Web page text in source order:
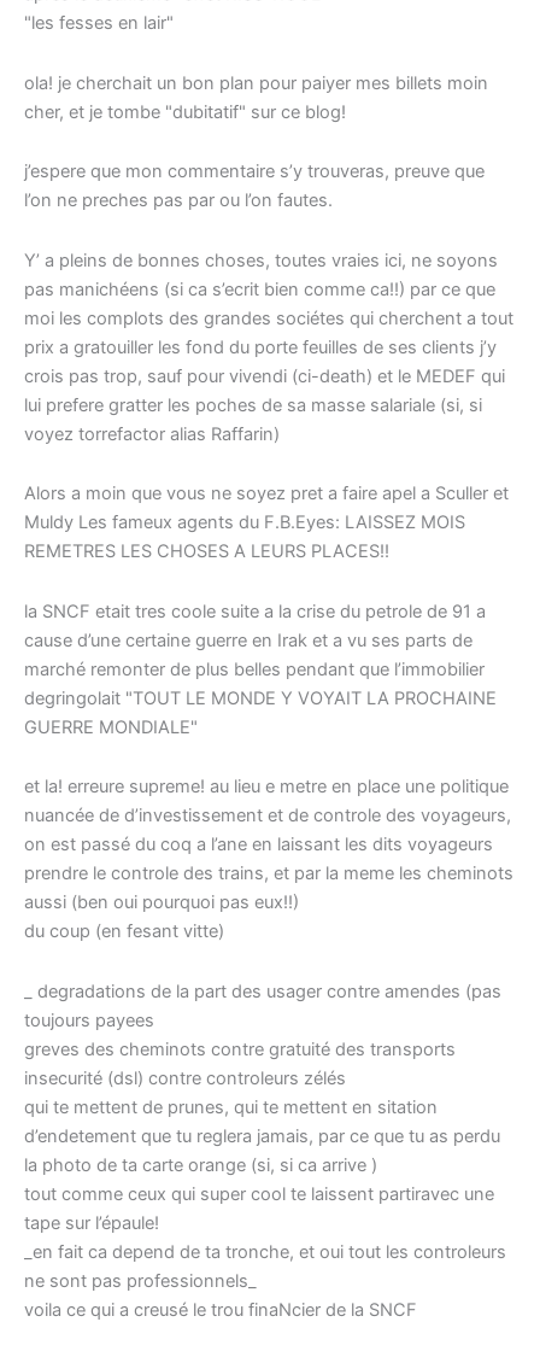
"les fesses en lair"
ola! je cherchait un bon plan pour paiyer mes billets moin
cher, et je tombe "dubitatif" sur ce blog!
j’espere que mon commentaire s’y trouveras, preuve que
l’on ne preches pas par ou l’on fautes.
Y’ a pleins de bonnes choses, toutes vraies ici, ne soyons
pas manichéens (si ca s’ecrit bien comme ca!!) par ce que
moi les complots des grandes sociétes qui cherchent a tout
prix a gratouiller les fond du porte feuilles de ses clients j’y
crois pas trop, sauf pour vivendi (ci-death) et le MEDEF qui
lui prefere gratter les poches de sa masse salariale (si, si
voyez torrefactor alias Raffarin)
Alors a moin que vous ne soyez pret a faire apel a Sculler et
Muldy Les fameux agents du F.B.Eyes: LAISSEZ MOIS
REMETRES LES CHOSES A LEURS PLACES!!
la SNCF etait tres coole suite a la crise du petrole de 91 a
cause d’une certaine guerre en Irak et a vu ses parts de
marché remonter de plus belles pendant que l’immobilier
degringolait "TOUT LE MONDE Y VOYAIT LA PROCHAINE
GUERRE MONDIALE"
et la! erreure supreme! au lieu e metre en place une politique
nuancée de d’investissement et de controle des voyageurs,
on est passé du coq a l’ane en laissant les dits voyageurs
prendre le controle des trains, et par la meme les cheminots
aussi (ben oui pourquoi pas eux!!)
du coup (en fesant vitte)
_ degradations de la part des usager contre amendes (pas
toujours payees
greves des cheminots contre gratuité des transports
insecurité (dsl) contre controleurs zélés
qui te mettent de prunes, qui te mettent en sitation
d’endetement que tu reglera jamais, par ce que tu as perdu
la photo de ta carte orange (si, si ca arrive )
tout comme ceux qui super cool te laissent partiravec une
tape sur l’épaule!
_en fait ca depend de ta tronche, et oui tout les controleurs
ne sont pas professionnels_
voila ce qui a creusé le trou finaNcier de la SNCF